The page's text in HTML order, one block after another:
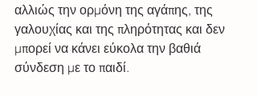
αλλιώς την ορμόνη της αγάπης, της
γαλουχίας και της πληρότητας και δεν
μπορεί να κάνει εύκολα την βαθιά
σύνδεση με το παιδί.